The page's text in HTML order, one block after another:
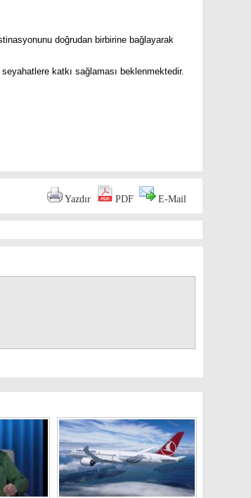
doğrudan birbirine bağlayarak
katkı sağlaması beklenmektedir.
Yazdır PDF E-Mail